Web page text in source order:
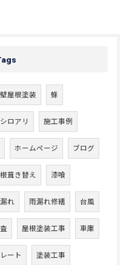
屋根塗装 蜂
シロアリ 施工事例
ホームページ ブログ
葺き替え 漆喰
れ 雨漏れ修繕 台風
屋根塗装工事 車庫
ート 塗装工事